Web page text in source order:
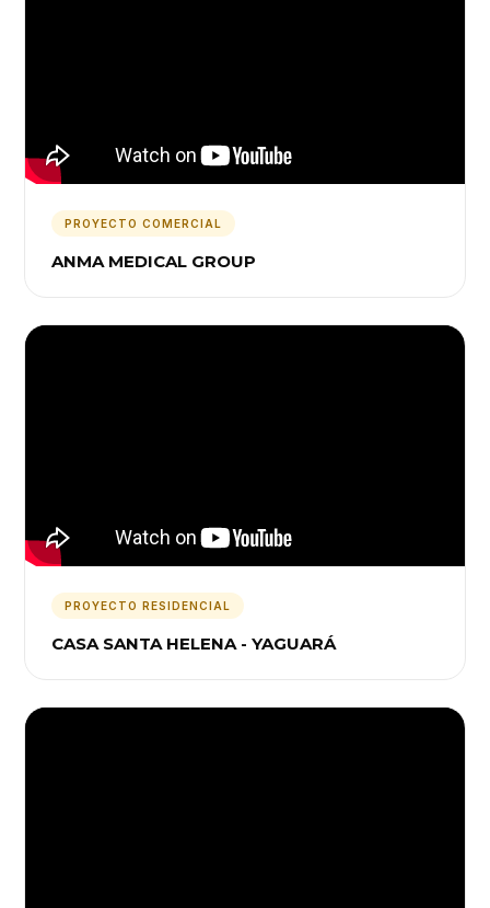
PROYECTO COMERCIAL
ANMA MEDICAL GROUP
PROYECTO RESIDENCIAL
CASA SANTA HELENA - YAGUARÁ